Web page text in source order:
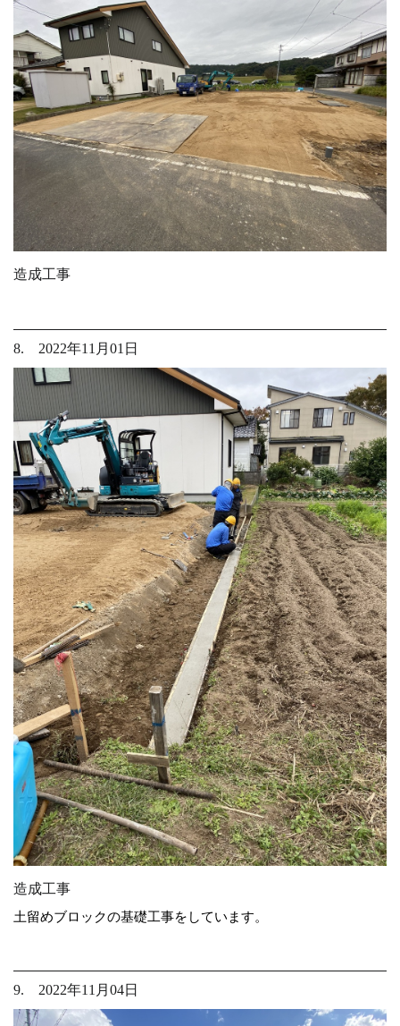
造成工事
8. 2022年11月01日
造成工事
土留めブロックの基礎工事をしています。
9. 2022年11月04日